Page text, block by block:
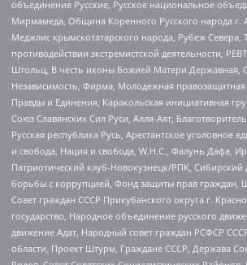
объединение Русские, Русское национальное
Мирмамеда, Община Коренного Русского народа г.
Меджлис крымскотатарского народа, Рубеж
противодействии экстремистской деятельности,
Штольц, В честь иконы Божией Матери Державная,
Независимость, Фирма, Молодежная
Правды и Единения, Каракольская инициативная
Союз Славянских Сил Руси, Алля-Аят,
Русская республика Русь, Арестантское уголовное
и свобода, Нация и свобода, W.H.С., Фалунь Дафа,
Патриотический клуб-Новокузнецк/РПК,
борьбы с коррупцией, Фонд защиты прав граждан,
Совет граждан СССР Прикубанского округа г.
государство, Народное объединение русского
движение Адат, Народный совет граждан РСФСР
области, Проект Штурм, Граждане СССР, Держава